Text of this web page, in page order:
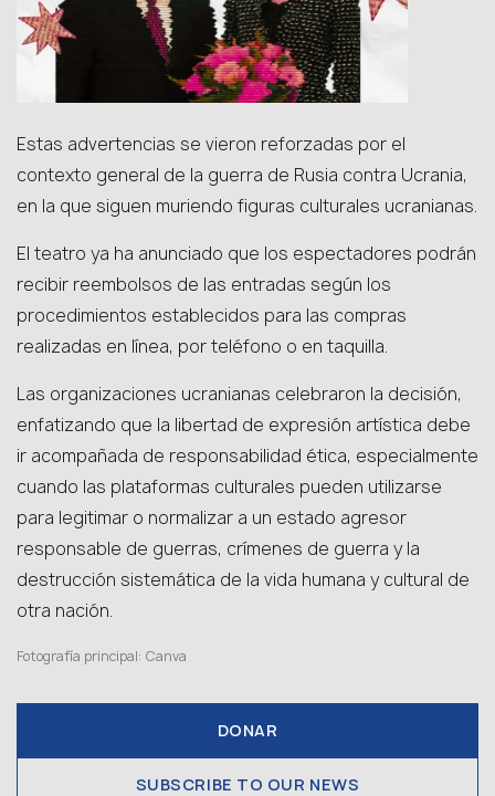
Estas advertencias se vieron reforzadas por el
contexto general de la guerra de Rusia contra Ucrania,
en la que siguen muriendo figuras culturales ucranianas.
El teatro ya ha anunciado que los espectadores podrán
recibir reembolsos de las entradas según los
procedimientos establecidos para las compras
realizadas en línea, por teléfono o en taquilla.
Las organizaciones ucranianas celebraron la decisión,
enfatizando que la libertad de expresión artística debe
ir acompañada de responsabilidad ética, especialmente
cuando las plataformas culturales pueden utilizarse
para legitimar o normalizar a un estado agresor
responsable de guerras, crímenes de guerra y la
destrucción sistemática de la vida humana y cultural de
otra nación.
Fotografía principal: Canva
DONAR
SUBSCRIBE TO OUR NEWS